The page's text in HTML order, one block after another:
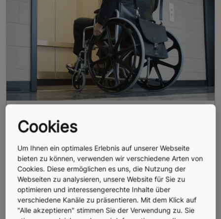
SN EN 81-70
Cookies
Um Ihnen ein optimales Erlebnis auf unserer Webseite
bieten zu können, verwenden wir verschiedene Arten von
Cookies. Diese ermöglichen es uns, die Nutzung der
Webseiten zu analysieren, unsere Website für Sie zu
optimieren und interessengerechte Inhalte über
verschiedene Kanäle zu präsentieren. Mit dem Klick auf
"Alle akzeptieren" stimmen Sie der Verwendung zu. Sie